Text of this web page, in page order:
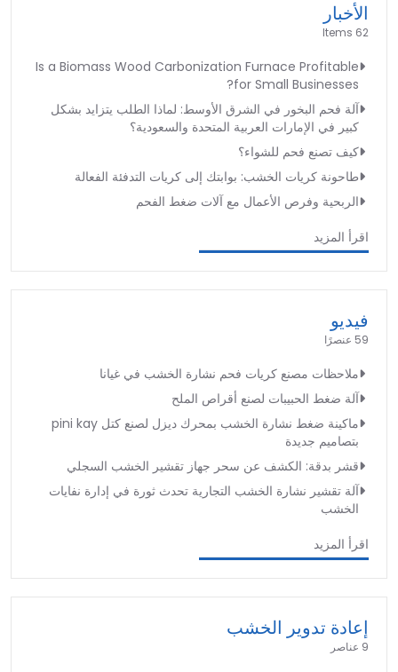
الأخبار
62 Items
Is a Biomass Wood Carbonization Furnace Profitable
for Small Businesses?
آلة فحم البخور في الشرق الأوسط: لماذا الطلب يتزايد بشكل
كبير في الإمارات العربية المتحدة والسعودية؟
كيف تصنع فحم للشواء؟
طاحونة كريات الخشب: بوابتك إلى كريات التدفئة الفعالة
الربحية وفرص الأعمال مع آلات ضغط الفحم
اقرأ المزيد
فيديو
59 عنصرًا
ملاحظات مصنع كريات فحم نشارة الخشب في غيانا
آلة ضغط الحبيبات لصنع أقراص الملح
ماكينة ضغط نشارة الخشب بمحرك ديزل لصنع كتل pini kay
بتصاميم جديدة
قشر بدقة: الكشف عن سحر جهاز تقشير الخشب السجلي
آلة تقشير نشارة الخشب التجارية تحدث ثورة في إدارة نفايات
الخشب
اقرأ المزيد
إعادة تدوير الخشب
9 عناصر